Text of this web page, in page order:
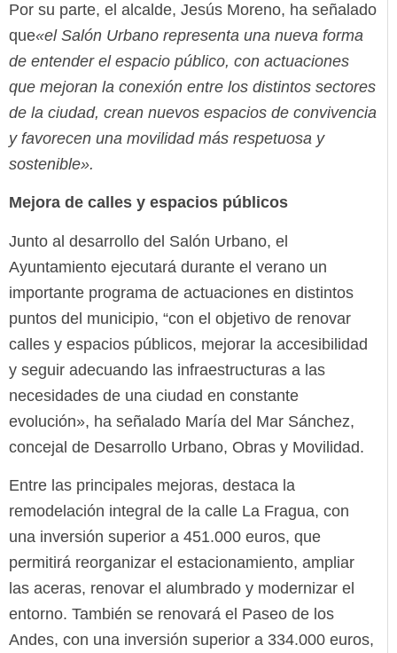
Por su parte, el alcalde, Jesús Moreno, ha señalado
que«el Salón Urbano representa una nueva forma
de entender el espacio público, con actuaciones
que mejoran la conexión entre los distintos sectores
de la ciudad, crean nuevos espacios de convivencia
y favorecen una movilidad más respetuosa y
sostenible».
Mejora de calles y espacios públicos
Junto al desarrollo del Salón Urbano, el
Ayuntamiento ejecutará durante el verano un
importante programa de actuaciones en distintos
puntos del municipio, “con el objetivo de renovar
calles y espacios públicos, mejorar la accesibilidad
y seguir adecuando las infraestructuras a las
necesidades de una ciudad en constante
evolución», ha señalado María del Mar Sánchez,
concejal de Desarrollo Urbano, Obras y Movilidad.
Entre las principales mejoras, destaca la
remodelación integral de la calle La Fragua, con
una inversión superior a 451.000 euros, que
permitirá reorganizar el estacionamiento, ampliar
las aceras, renovar el alumbrado y modernizar el
entorno. También se renovará el Paseo de los
Andes, con una inversión superior a 334.000 euros,